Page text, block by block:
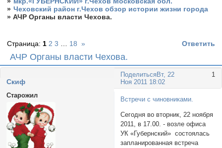
» Чеховский район г.Чехов обзор истории жизни города
»АЧР Органы власти Чехова.
АЧР Органы власти Чехова.
Страница: 1 2 3 18 » Ответить
Поделиться 1
Вт, 22
Ноя 2011 18:02
Cкиф
Старожил
Встречи с чиновниками.
Сегодня во вторник, 22 ноября
2011, в 17.00. - возле офиса
УК «Губернский» состоялась
запланированная встреча